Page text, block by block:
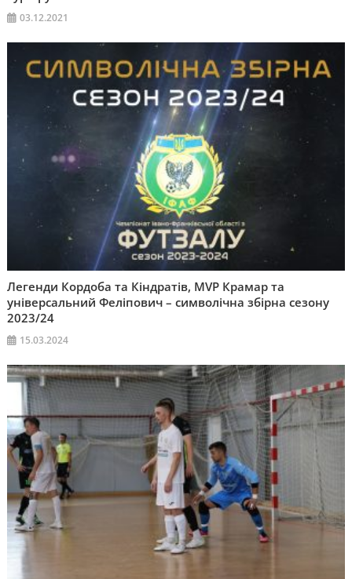
03.12.2021
Легенди Кордоба та Кіндратів, MVP Крамар та
універсальний Феліпович – символічна збірна сезону
2023/24
15.03.2024